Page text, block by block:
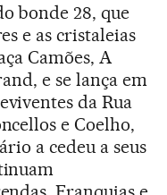
bonde 28, que
e as cristaleias
Camões, A
e se lança em
da Rua
e Coelho,
a cedeu a seus